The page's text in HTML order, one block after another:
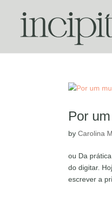
Por
byCarolina
ou Da
do digitar.
escrever a